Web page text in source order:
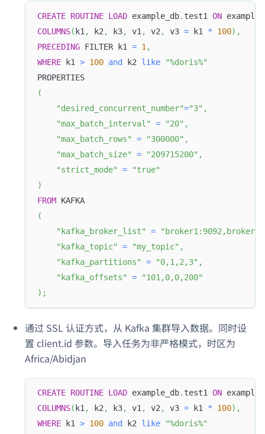
CREATE ROUTINE LOAD example_db. test1 ON
COLUMNS( k1 , k2 , k3, v1 , v2 , v3 = k1 * 100) ,
PRECEDING FILTER k1 = 1 ,
WHERE k1 > 100 and k2 like
"%doris%"
PROPERTIES
(
"desired_concurrent_number"="3" ,
"max_batch_interval"
= "20" ,
"max_batch_rows"
= "300000" ,
"max_batch_size"
= "209715200" ,
"strict_mode"
=
"true"
)
FROM KAFKA
(
"kafka_broker_list"
=
"kafka_topic"
= "my_topic" ,
"kafka_partitions"
= "0,1,2,3" ,
"kafka_offsets"
=
"101,0,0,200"
) ;
通过 SSL 认证方式，从 Kafka 集群导入数据。同时设
置 client.id 参数。导入任务为非严格模式，时区为
Africa/Abidjan
CREATE ROUTINE LOAD example_db. test1 ON
COLUMNS( k1 , k2 , k3, v1 , v2 , v3 = k1 * 100) ,
WHERE k1 > 100 and k2 like "%doris%"
Doris Summit 26
October 21–22 · Virtual event
↗
↗